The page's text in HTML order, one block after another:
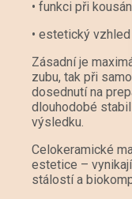
• funkci při
• estetický vzhled
Zásadní je
zubu, tak při
dosednutí na
dlouhodobé
výsledku.
Celokeramické
estetice –
stálostí a